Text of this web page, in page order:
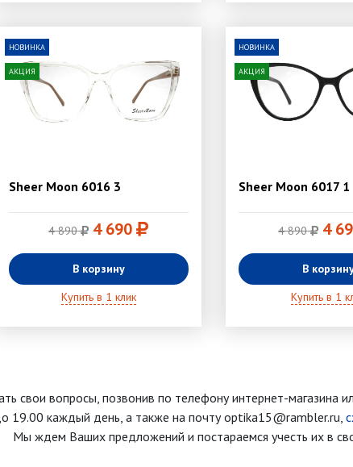
НОВИНКА
АКЦИЯ
Sheer Moon 6016 3
4 890 4 690
В корзину
Купить в 1 клик
НОВИНКА
АКЦИЯ
Sheer Moon 6017 1
4 890 4
В
Купить в 1
свои вопросы, позвонив по телефону интернет-магазина
19.00 каждый день, а также на почту optika15@rambler.ru,
Мы ждем Ваших предложений и постараемся учесть их в